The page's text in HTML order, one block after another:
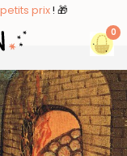
prix! 🎁
0